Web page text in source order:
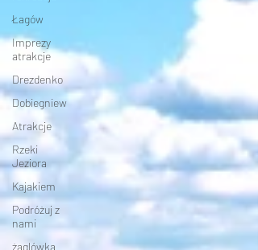
Łagów
Imprezy
atrakcje
Drezdenko
Dobiegniew
Atrakcje
Rzeki
Jeziora
Kajakiem
Podróżuj z
nami
żaglówką